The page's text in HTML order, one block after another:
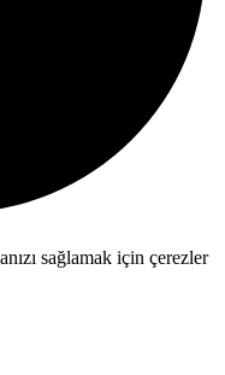
sağlamak için çerezler